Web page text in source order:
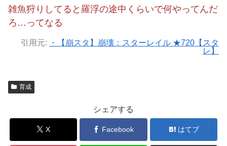
雑魚狩りしてると羅浮の途中くらいで何やってんだ
ろ…ってなる
引用元:
・【崩スタ】崩壊：スターレイル ★720【スタ
レ】
育成
シェアする
X Facebook はてブ